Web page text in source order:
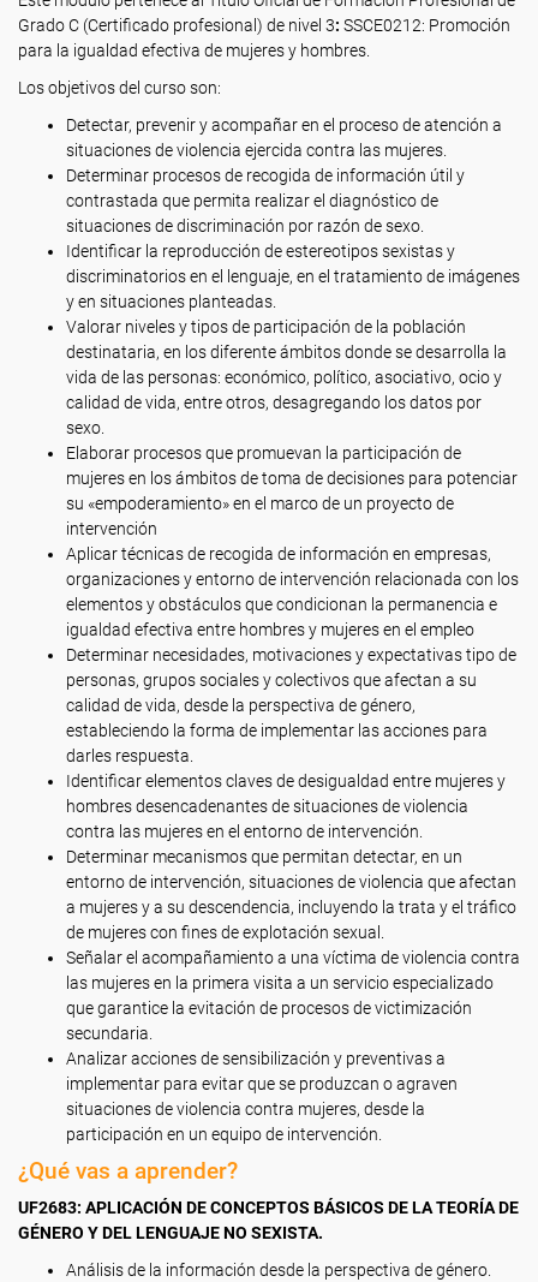
Grado C (Certificado profesional) de nivel 3: SSCE0212: Promoción
para la igualdad efectiva de mujeres y hombres.
Los objetivos del curso son:
Detectar, prevenir y acompañar en el proceso de atención a
situaciones de violencia ejercida contra las mujeres.
Determinar procesos de recogida de información útil y
contrastada que permita realizar el diagnóstico de
situaciones de discriminación por razón de sexo.
Identificar la reproducción de estereotipos sexistas y
discriminatorios en el lenguaje, en el tratamiento de imágenes
y en situaciones planteadas.
Valorar niveles y tipos de participación de la población
destinataria, en los diferente ámbitos donde se desarrolla la
vida de las personas: económico, político, asociativo, ocio y
calidad de vida, entre otros, desagregando los datos por
sexo.
Elaborar procesos que promuevan la participación de
mujeres en los ámbitos de toma de decisiones para potenciar
su «empoderamiento» en el marco de un proyecto de
intervención
Aplicar técnicas de recogida de información en empresas,
organizaciones y entorno de intervención relacionada con los
elementos y obstáculos que condicionan la permanencia e
igualdad efectiva entre hombres y mujeres en el empleo
Determinar necesidades, motivaciones y expectativas tipo de
personas, grupos sociales y colectivos que afectan a su
calidad de vida, desde la perspectiva de género,
estableciendo la forma de implementar las acciones para
darles respuesta.
Identificar elementos claves de desigualdad entre mujeres y
hombres desencadenantes de situaciones de violencia
contra las mujeres en el entorno de intervención.
Determinar mecanismos que permitan detectar, en un
entorno de intervención, situaciones de violencia que afectan
a mujeres y a su descendencia, incluyendo la trata y el tráfico
de mujeres con fines de explotación sexual.
Señalar el acompañamiento a una víctima de violencia contra
las mujeres en la primera visita a un servicio especializado
que garantice la evitación de procesos de victimización
secundaria.
Analizar acciones de sensibilización y preventivas a
implementar para evitar que se produzcan o agraven
situaciones de violencia contra mujeres, desde la
participación en un equipo de intervención.
¿Qué vas a aprender?
UF2683: APLICACIÓN DE CONCEPTOS BÁSICOS DE LA TEORÍA DE
GÉNERO Y DEL LENGUAJE NO SEXISTA.
Análisis de la información desde la perspectiva de género.